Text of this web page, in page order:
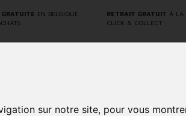
sur notre site, pour vous
EN BELGIQUE
RETRAIT GRATUIT À LA
CLICK & COLLECT